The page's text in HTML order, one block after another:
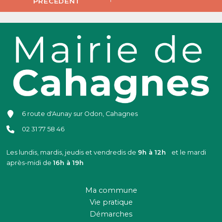
6 route d'Aunay sur Odon, Cahagnes
02 31 77 58 46
Les lundis, mardis, jeudis et vendredis de 9h à 12h et le mardi
après-midi de16h à 19h
Ma commune
Vie pratique
Démarches